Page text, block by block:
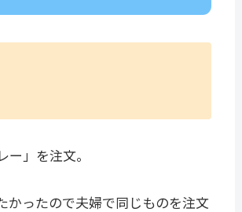
」を注文。
かったので夫婦で同じものを注文